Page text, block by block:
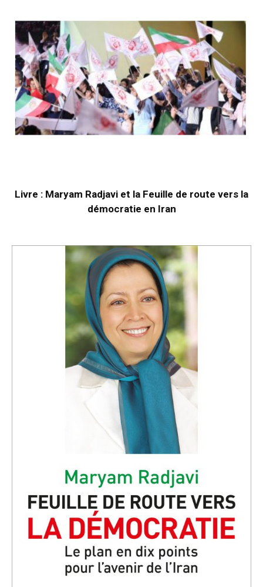
Livre : Maryam Radjavi et la Feuille de route vers la
démocratie en Iran